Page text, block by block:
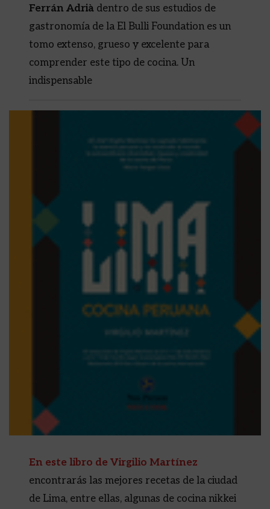
Ferrán Adrià dentro de sus estudios de
gastronomía de la El Bulli Foundation es un
tomo extenso, grueso y excelente para
comprender este tipo de cocina. Un
indispensable
En este libro de Virgilio Martínez
encontrarás las mejores recetas de la ciudad
de Lima, entre ellas, algunas de cocina nikkei